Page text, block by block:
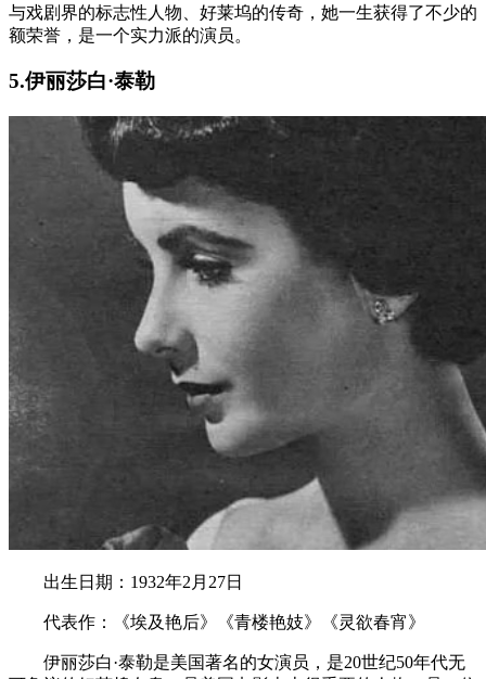
与戏剧界的标志性人物、好莱坞的传奇，她一生获得了不少的
额荣誉，是一个实力派的演员。
5.伊丽莎白·泰勒
出生日期：1932年2月27日
代表作：《埃及艳后》《青楼艳妓》《灵欲春宵》
伊丽莎白·泰勒是美国著名的女演员，是20世纪50年代无